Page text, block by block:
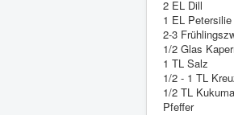
2 EL Dill
1 EL
2-3
1/2 Glas
1 TL Salz
1/2 - 1 TL
1/2 TL Kukuma
Pfeffer